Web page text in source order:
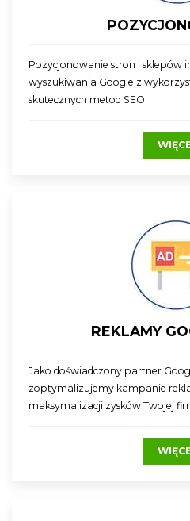
Pozycjonowanie stron i sklepów
wyszukiwania Google z
skutecznych metod SEO.
REKLAMY
Jako doświadczony partner
zoptymalizujemy kampanie
maksymalizacji zysków Twojej